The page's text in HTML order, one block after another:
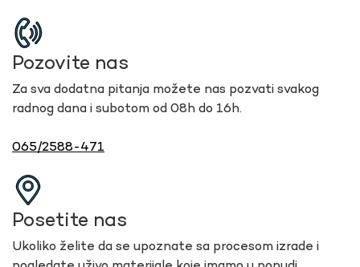
Pozovite nas
Za sva dodatna pitanja možete nas pozvati svakog
radnog dana i subotom od 08h do 16h.
065/2588-471
Posetite nas
Ukoliko želite da se upoznate sa procesom izrade i